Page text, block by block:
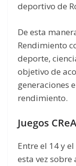
deportivo de
De esta
Rendimiento
deporte,
objetivo de
generaciones
rendimiento.
Juegos
Entre el 14 y
esta vez